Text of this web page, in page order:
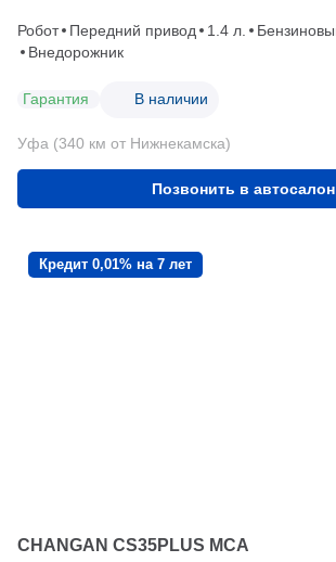
Робот Передний привод 1.4 л.
Внедорожник
Гарантия В наличии
Уфа (340 км от Нижнекамска)
Позвонить в автосалон
Кредит 0,01% на 7 лет
CHANGAN CS35PLUS MCA